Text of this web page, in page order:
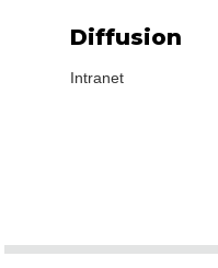
Diffusion
Intranet